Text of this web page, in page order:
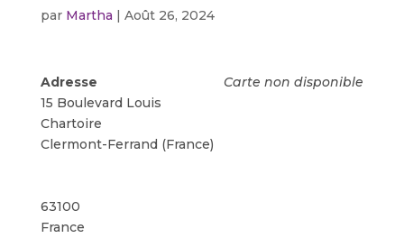
par Martha | Août 26, 2024
Carte non disponible
Adresse
15 Boulevard Louis
Chartoire
Clermont-Ferrand (France)
63100
France